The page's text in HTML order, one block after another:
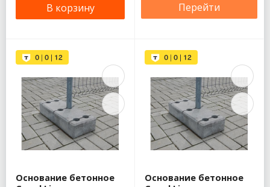
В корзину Перейти
Основание бетонное
Основание бетонное